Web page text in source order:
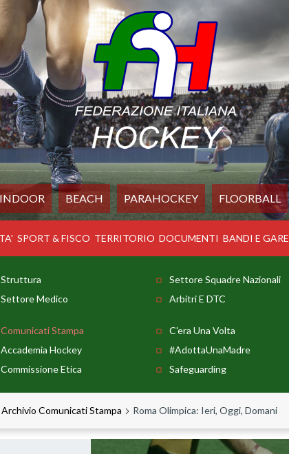
INDOOR BEACH PARAHOCKEY FLOORBALL
SPORT & FISCO TERRITORIO DOCUMENTI BANDI E GARE
Struttura Settore Squadre Nazionali
Settore Medico Arbitri E DTC
Comunicati Stampa C'era Una Volta
Accademia Hockey #AdottaUnaMadre
Commissione Etica Safeguarding
Archivio Comunicati Stampa Roma Olimpica: Ieri, Oggi, Domani